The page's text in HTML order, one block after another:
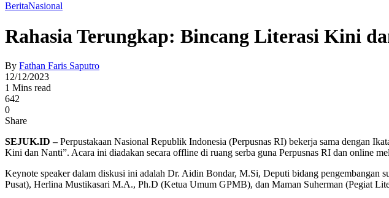
BeritaNasional
Rahasia Terungkap: Bincang Literasi Kini
By Fathan Faris Saputro
12/12/2023
1 Mins read
642
0
Share
SEJUK.ID –Perpustakaan Nasional Republik Indonesia (Perpusnas RI) bekerja sama dengan
Kini dan Nanti”. Acara ini diadakan secara offline di ruang serba guna Perpusnas RI dan online
Keynote speaker dalam diskusi ini adalah Dr. Aidin Bondar, M.Si, Deputi bidang
Pusat), Herlina Mustikasari M.A., Ph.D (Ketua Umum GPMB), dan Maman Suherman (Pegiat